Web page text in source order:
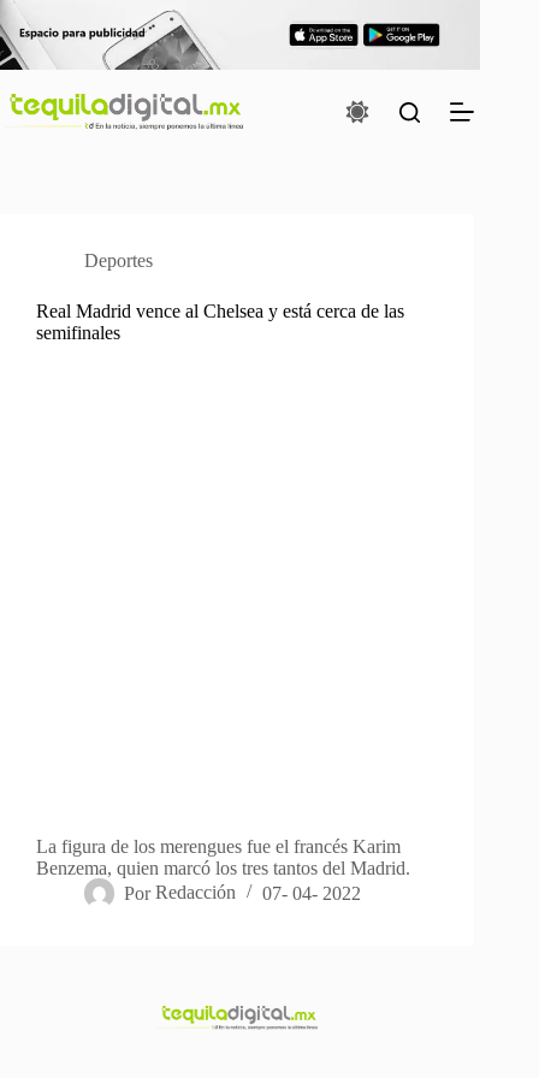
Saltar
al
contenido
Deportes
Real Madrid vence al Chelsea y está cerca de las
semifinales
La figura de los merengues fue el francés Karim
Benzema, quien marcó los tres tantos del Madrid.
Por Redacción 07- 04- 2022